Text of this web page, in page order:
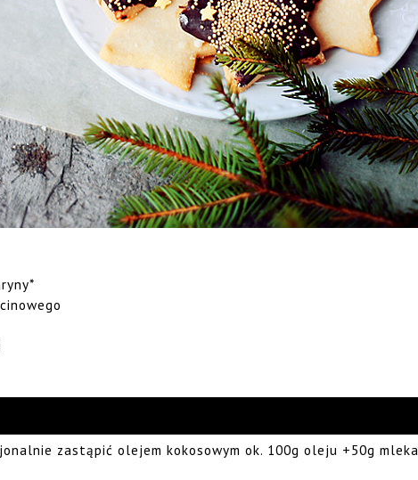
zastąpić olejem kokosowym ok. 100g oleju +50g mleka